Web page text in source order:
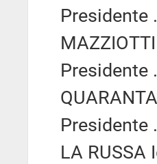
Presidente
Presidente
Presidente
LA RUSSA